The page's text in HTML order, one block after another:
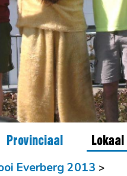
Provinciaal Lokaal
Everberg 2013